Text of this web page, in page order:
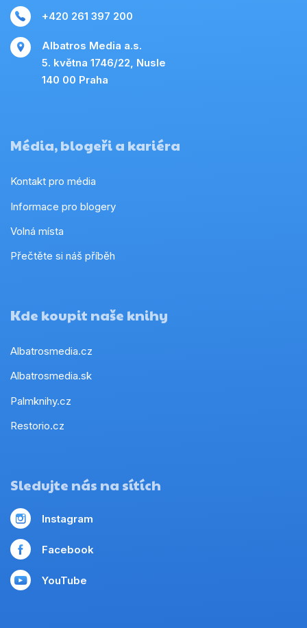
+420 261 397 200
Albatros Media a.s.
5. května 1746/22, Nusle
140 00 Praha
Média, blogeři a kariéra
Kontakt pro média
Informace pro blogery
Volná místa
Přečtěte si náš příběh
Kde koupit naše knihy
Albatrosmedia.cz
Albatrosmedia.sk
Palmknihy.cz
Restorio.cz
Sledujte nás na sítích
Instagram
Facebook
YouTube